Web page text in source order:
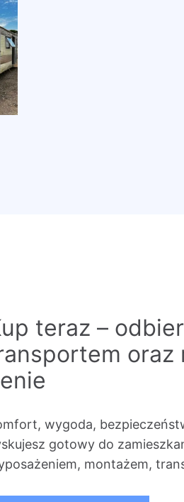
teraz –
oraz
wygoda,
gotowy do
montażem,